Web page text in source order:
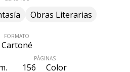
Obras Literarias
FORMATO
Cartoné
PÁGINAS
156 Color